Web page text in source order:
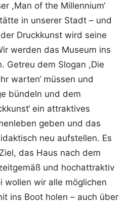
,Man of the Millennium‘
in unserer Stadt – und
Druckkunst wird seine
werden das Museum ins
Getreu dem Slogan ,Die
warten‘ müssen und
bündeln und dem
ein attraktives
geben und das
neu aufstellen. Es
das Haus nach dem
und hochattraktiv
wollen wir alle möglichen
ins Boot holen – auch über